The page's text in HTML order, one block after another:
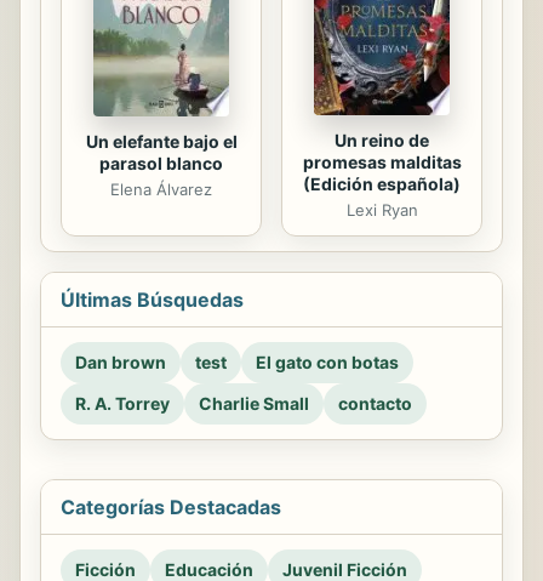
Un elefante bajo el
parasol blanco
Elena Álvarez
Un reino de
promesas malditas
(Edición española)
Lexi Ryan
Últimas Búsquedas
Dan brown test
El gato con botas
R. A. Torrey
Charlie Small contacto
Categorías Destacadas
Ficción Educación Juvenil Ficción